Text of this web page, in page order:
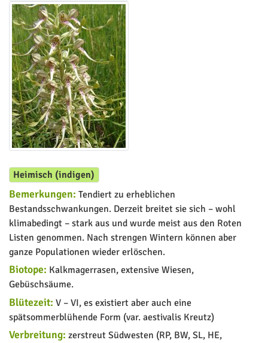
Heimisch (indigen)
Bemerkungen: Tendiert zu erheblichen
Bestandsschwankungen. Derzeit breitet sie sich – wohl
klimabedingt – stark aus und wurde meist aus den Roten
Listen genommen. Nach strengen Wintern können aber
ganze Populationen wieder erlöschen.
Biotope: Kalkmagerrasen, extensive Wiesen,
Gebüschsäume.
Blütezeit: V – VI, es existiert aber auch eine
spätsommerblühende Form (var. aestivalis Kreutz)
Verbreitung: zerstreut Südwesten (RP, BW, SL, HE,